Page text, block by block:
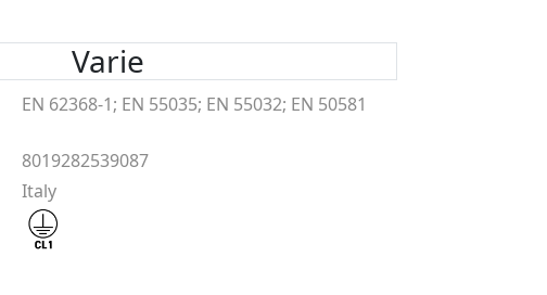
Varie
EN 62368-1; EN 55035; EN 55032; EN 50581
8019282539087
Italy